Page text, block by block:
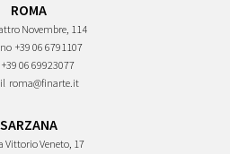
ROMA
Novembre, 114
+39 06 6791107
+39 06 69923077
roma@finarte.it
SARZANA
Vittorio Veneto, 17